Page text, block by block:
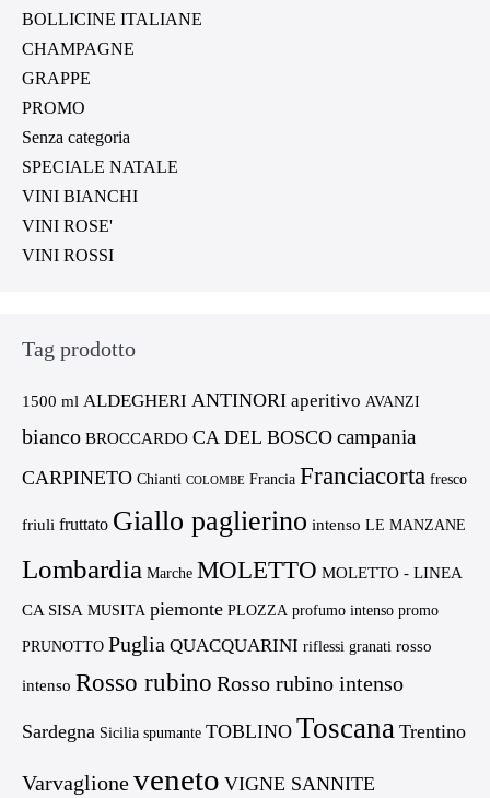
BOLLICINE ITALIANE
CHAMPAGNE
GRAPPE
PROMO
Senza categoria
SPECIALE NATALE
VINI BIANCHI
VINI ROSE'
VINI ROSSI
Tag prodotto
1500 ml ALDEGHERI ANTINORI aperitivo AVANZI
bianco BROCCARDO CA DEL BOSCO campania
CARPINETO Chianti COLOMBE Francia Franciacorta fresco
friuli fruttato Giallo paglierino intenso LE MANZANE
Lombardia Marche MOLETTO MOLETTO - LINEA
CA SISA MUSITA piemonte PLOZZA profumo intenso promo
PRUNOTTO Puglia QUACQUARINI riflessi granati rosso
intenso Rosso rubino Rosso rubino intenso
Sardegna Sicilia spumante TOBLINO Toscana Trentino
Varvaglioneveneto VIGNE SANNITE